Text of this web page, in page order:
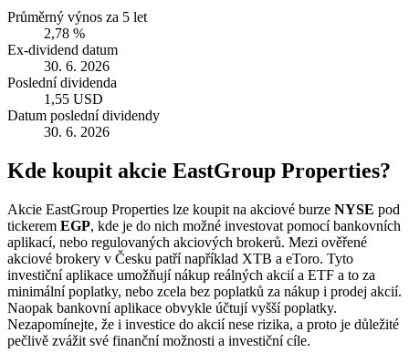
Průměrný výnos za 5 let
2,78 %
Ex-dividend datum
30. 6. 2026
Poslední dividenda
1,55 USD
Datum poslední dividendy
30. 6. 2026
Kde koupit akcie EastGroup Properties?
Akcie EastGroup Properties lze koupit na akciové burze NYSE pod
tickerem EGP, kde je do nich možné investovat pomocí bankovních
aplikací, nebo regulovaných akciových brokerů. Mezi ověřené
akciové brokery v Česku patří například XTB a eToro. Tyto
investiční aplikace umožňují nákup reálných akcií a ETF a to za
minimální poplatky, nebo zcela bez poplatků za nákup i prodej akcií.
Naopak bankovní aplikace obvykle účtují vyšší poplatky.
Nezapomínejte, že i investice do akcií nese rizika, a proto je důležité
pečlivě zvážit své finanční možnosti a investiční cíle.